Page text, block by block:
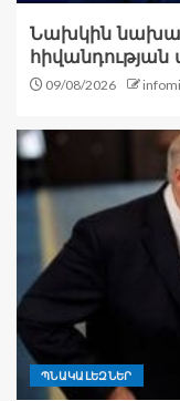
Նախկին
հիվանդության
09/08/2026
ՊՆԱԿԱԼԵԶՆԵՐ